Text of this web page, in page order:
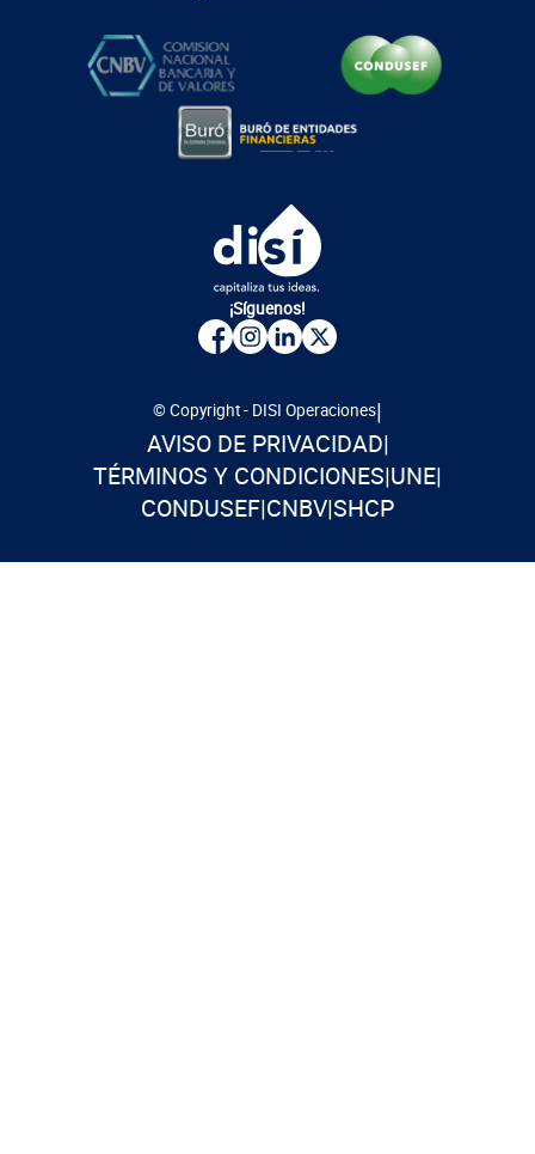
¡Síguenos!
© Copyright - DISI Operaciones|
AVISO DE PRIVACIDAD|
TÉRMINOS Y CONDICIONES|UNE|
CONDUSEF|CNBV|SHCP